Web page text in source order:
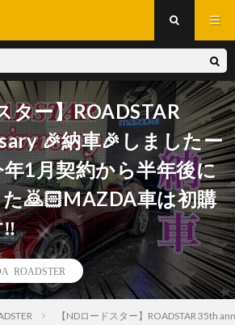
ター】ROADSTAR
🎉納車🎉しましたー
1月契約から半年後に
🙇🏻MAZDA車は初購
‼️
ROADSTER
【NDロードスター】ROADSTAR 35th